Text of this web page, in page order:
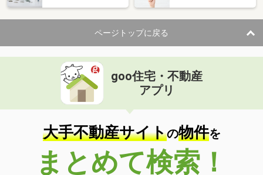
ページトップに戻る
goo住宅・不動産
アプリ
大手不動産サイトの物件を
まとめて検索！